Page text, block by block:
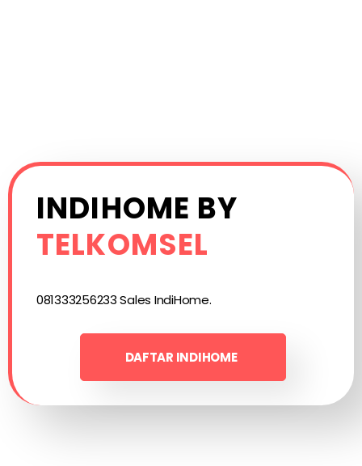
INDIHOME BY
TELKOMSEL
081333256233 Sales IndiHome.
DAFTAR INDIHOME